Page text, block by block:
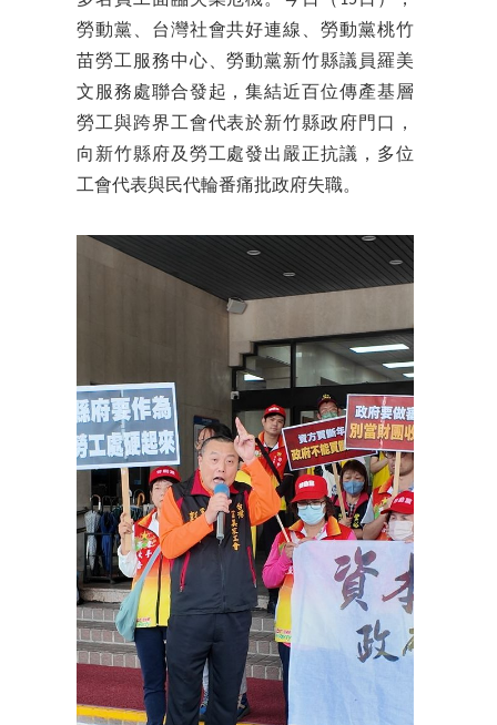
勞動黨、台灣社會共好連線、勞動黨桃竹
苗勞工服務中心、勞動黨新竹縣議員羅美
文服務處聯合發起，集結近百位傳產基層
勞工與跨界工會代表於新竹縣政府門口，
向新竹縣府及勞工處發出嚴正抗議，多位
工會代表與民代輪番痛批政府失職。